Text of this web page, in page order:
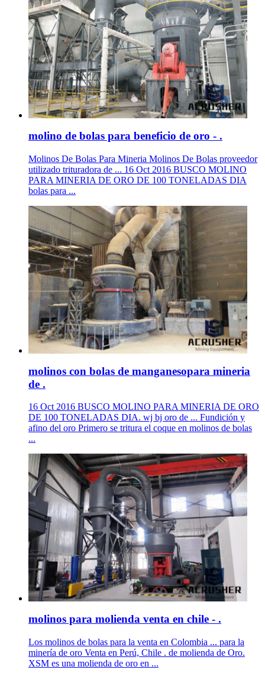
molino de bolas para beneficio de oro - .
Molinos De Bolas Para Mineria Molinos De Bolas proveedor
utilizado trituradora de ... 16 Oct 2016 BUSCO MOLINO
PARA MINERIA DE ORO DE 100 TONELADAS DIA
bolas para ...
molinos con bolas de manganesopara mineria
de .
16 Oct 2016 BUSCO MOLINO PARA MINERIA DE ORO
DE 100 TONELADAS DIA. wj bj oro de ... Fundición y
afino del oro Primero se tritura el coque en molinos de bolas
...
molinos para molienda venta en chile - .
Los molinos de bolas para la venta en Colombia ... para la
minería de oro Venta en Perú, Chile . de molienda de Oro.
XSM es una molienda de oro en ...